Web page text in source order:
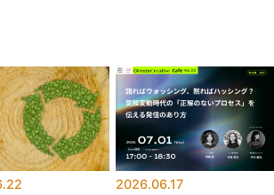
2026.06.17